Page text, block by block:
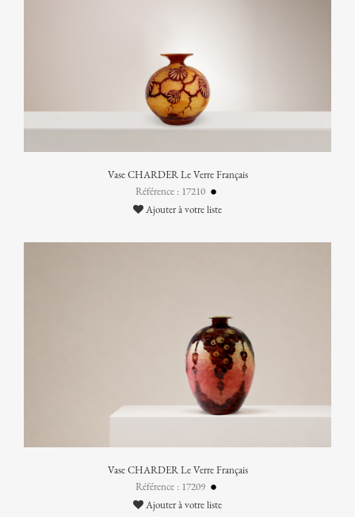
Vase CHARDER Le Verre Français
Référence : 17210
Ajouter à votre liste
Vase CHARDER Le Verre Français
Référence : 17209
Ajouter à votre liste